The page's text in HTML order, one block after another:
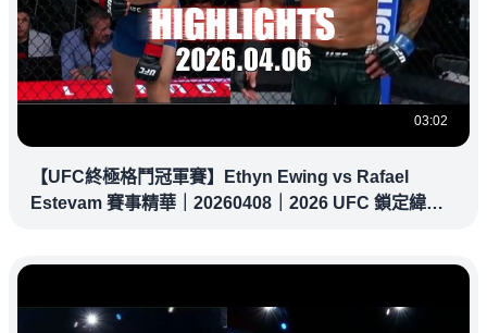
03:02
【UFC終極格鬥冠軍賽】Ethyn Ewing vs Rafael
Estevam 賽事精華｜20260408｜2026 UFC 鎖定緯